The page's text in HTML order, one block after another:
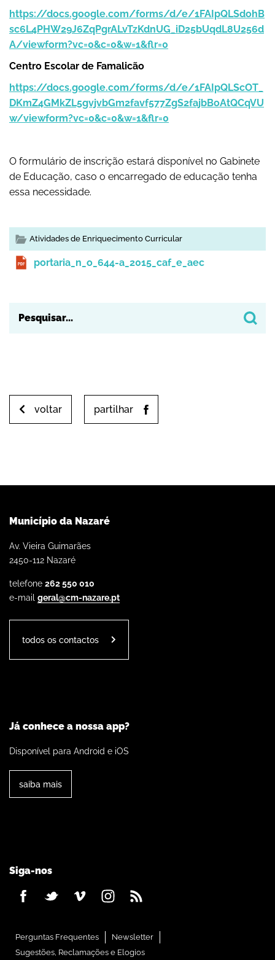
https://docs.google.com/forms/d/e/1FAIpQLSdohB
sc6L4PHW29J6ZqPgrALvTzKdnUG_iD25bUqdL8U256d
A/viewform?vc=0&c=0&w=1&flr=0
Centro Escolar de Famalicão
https://docs.google.com/forms/d/e/1FAIpQLScOT_
DKmZ4GMkZL5gvjvbGm2favf577ZgS2fajbBoAtQCqVU
w/viewform?vc=0&c=0&w=1&flr=0
O formulário de inscrição estará disponível no Gabinete
de Educação, caso o encarregado de educação tenha
essa necessidade.
Atividades de Enriquecimento Curricular
portaria_n_o_644-a_2015_caf_e_aec
voltar partilhar
Município da Nazaré
Av. Vieira Guimarães
2450-112 Nazaré
telefone 262 550 010
e-mail geral@cm-nazare.pt
todos os contactos
Já conhece a nossa app?
Disponível para Android e iOS
saiba mais
Siga-nos
Perguntas Frequentes
Newsletter
Sugestões, Reclamações e Elogios